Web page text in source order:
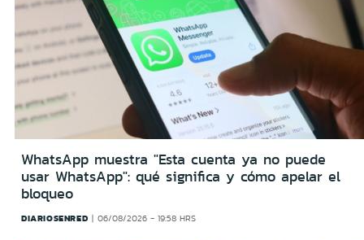
WhatsApp muestra "Esta cuenta ya no puede
usar WhatsApp": qué significa y cómo apelar el
bloqueo
DIARIOSENRED 06/08/2026 - 19:58 HRS